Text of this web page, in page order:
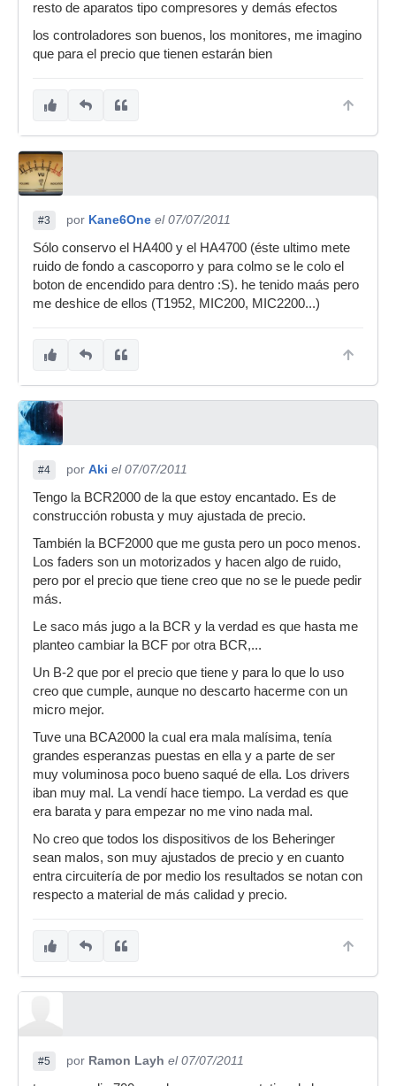
resto de aparatos tipo compresores y demás efectos
los controladores son buenos, los monitores, me imagino
que para el precio que tienen estarán bien
#3 por Kane6One el 07/07/2011
Sólo conservo el HA400 y el HA4700 (éste ultimo mete
ruido de fondo a cascoporro y para colmo se le colo el
boton de encendido para dentro :S). he tenido maás pero
me deshice de ellos (T1952, MIC200, MIC2200...)
#4 por Aki el 07/07/2011
Tengo la BCR2000 de la que estoy encantado. Es de
construcción robusta y muy ajustada de precio.
También la BCF2000 que me gusta pero un poco menos.
Los faders son un motorizados y hacen algo de ruido,
pero por el precio que tiene creo que no se le puede pedir
más.
Le saco más jugo a la BCR y la verdad es que hasta me
planteo cambiar la BCF por otra BCR,...
Un B-2 que por el precio que tiene y para lo que lo uso
creo que cumple, aunque no descarto hacerme con un
micro mejor.
Tuve una BCA2000 la cual era mala malísima, tenía
grandes esperanzas puestas en ella y a parte de ser
muy voluminosa poco bueno saqué de ella. Los drivers
iban muy mal. La vendí hace tiempo. La verdad es que
era barata y para empezar no me vino nada mal.
No creo que todos los dispositivos de los Beheringer
sean malos, son muy ajustados de precio y en cuanto
entra circuitería de por medio los resultados se notan con
respecto a material de más calidad y precio.
#5 por Ramon Layh el 07/07/2011